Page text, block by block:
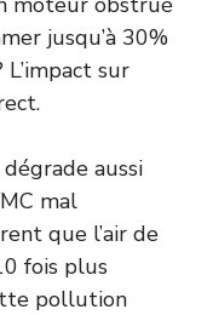
jusqu’à 30%
sur
aussi
mal
que l’air de
fois plus
pollution